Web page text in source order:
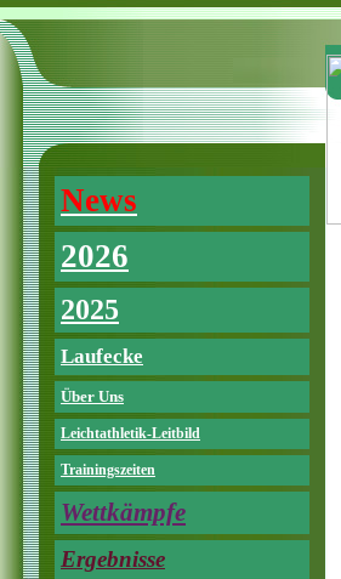
News
2026
2025
Laufecke
Über Uns
Leichtathletik-Leitbild
Trainingszeiten
Wettkämpfe
Ergebnisse